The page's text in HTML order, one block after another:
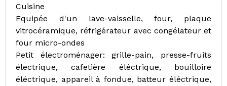
Cuisine
Equipée d'un lave-vaisselle, four, plaque
vitrocéramique, réfrigérateur avec congélateur et
four micro-ondes
Petit électroménager: grille-pain, presse-fruits
électrique, cafetière éléctrique, bouilloire
éléctrique, appareil à fondue, batteur éléctrique,